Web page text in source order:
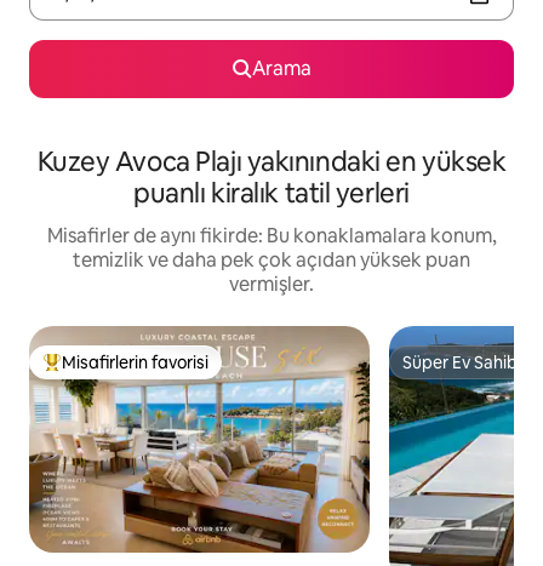
Arama
Kuzey Avoca Plajı yakınındaki en yüksek
puanlı kiralık tatil yerleri
Misafirler de aynı fikirde: Bu konaklamalara konum,
temizlik ve daha pek çok açıdan yüksek puan
vermişler.
Misafirlerin favorilerinden en beğenilenler arasında
Misafirlerin favorisi Süper Ev Sahibi
Süper Ev Sahibi